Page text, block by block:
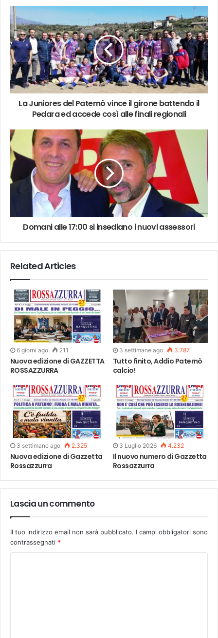
La Juniores del Paternò vince il girone battendo il
Pedara ed accede così alle finali regionali
Domani alle 17:00 si insediano i nuovi assessori
Related Articles
6 giorni ago 211
Nuova edizione di GAZZETTA
ROSSAZZURRA
3 settimane ago 3.787
Tutto finito, Addio Paternò
calcio!
3 settimane ago 2.325
Nuova edizione di Gazzetta
Rossazzurra
3 Luglio 2026 4.232
Il nuovo numero di Gazzetta
Rossazzurra
Lascia un commento
Il tuo indirizzo email non sarà pubblicato. I campi obbligatori sono
contrassegnati *